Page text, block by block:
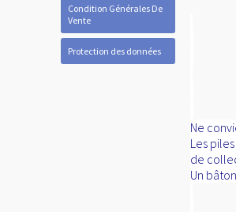
Condition Générales De
Vente
Protection des données
Ne
Les
de
Un